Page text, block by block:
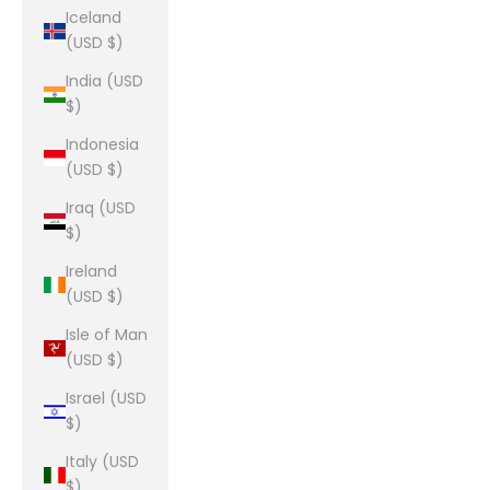
Iceland
(USD $)
India (USD
$)
Indonesia
(USD $)
Iraq (USD
$)
Ireland
(USD $)
Isle of Man
(USD $)
Israel (USD
$)
Italy (USD